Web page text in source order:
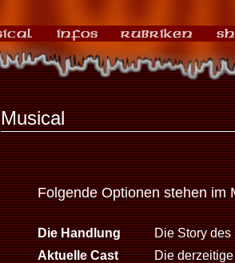
Musical
Folgende Optionen stehen im
Die Handlung
Die Story des
Aktuelle Cast
Die